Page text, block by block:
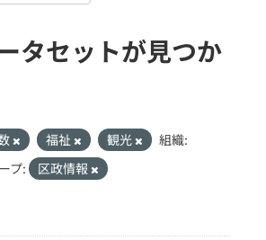
タセットが見つか
福祉 観光
組織:
プ:
区政情報